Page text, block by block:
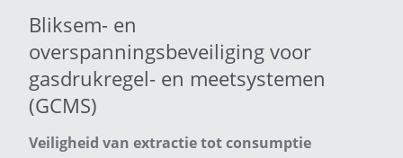
Bliksem- en
overspanningsbeveiliging voor
gasdrukregel- en meetsystemen
(GCMS)
Veiligheid van extractie tot consumptie